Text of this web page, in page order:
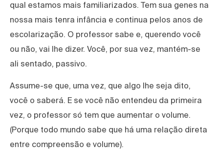
qual estamos mais familiarizados. Tem sua genes na
nossa mais tenra infância e continua pelos anos de
escolarização. O professor sabe e, querendo você
ou não, vai lhe dizer. Você, por sua vez, mantém-se
ali sentado, passivo.
Assume-se que, uma vez, que algo lhe seja dito,
você o saberá. E se você não entendeu da primeira
vez, o professor só tem que aumentar o volume.
(Porque todo mundo sabe que há uma relação direta
entre compreensão e volume).